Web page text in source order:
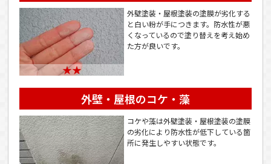
★★
外壁塗装・屋根塗装の塗膜が劣化する
と白い粉が手につきます。防水性が悪
くなっているので塗り替えを考え始め
た方が良いです。
外壁・屋根のコケ・藻
コケや藻は外壁塗装・屋根塗装の塗膜
の劣化により防水性が低下している箇
所に発生しやすい状態です。